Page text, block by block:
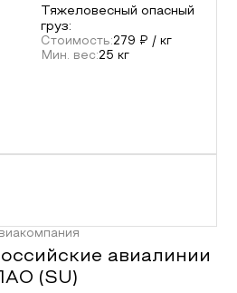
Тяжеловесный опасный
груз:
Стоимость:279 ₽ / кг
Мин. вес:25 кг
авиалинии
ПАО (SU)